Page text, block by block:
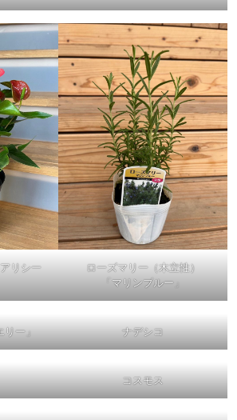
リシー
ローズマリー（木立性）
「マリンブルー」
リー」 ナデシコ
コスモス